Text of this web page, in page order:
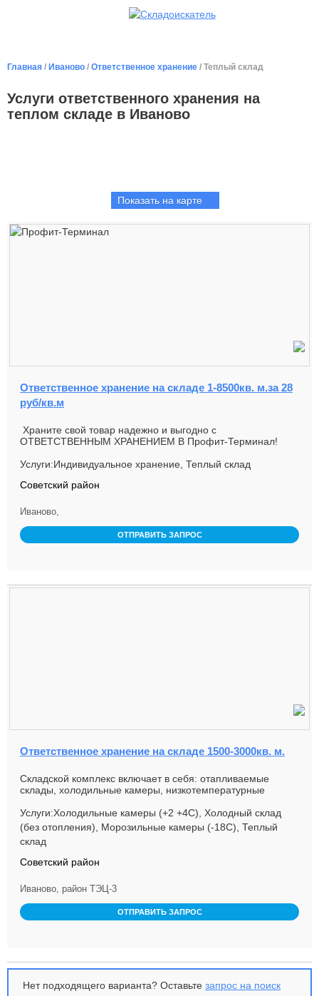
Главная / Иваново / Ответственное хранение / Теплый склад
Услуги ответственного хранения на
теплом складе в Иваново
Показать на карте
Ответственное хранение на складе 1-8500кв. м.за 28
руб/кв.м
Храните свой товар надежно и выгодно с
ОТВЕТСТВЕННЫМ ХРАНЕНИЕМ В Профит-Терминал!
Услуги:Индивидуальное хранение, Теплый склад
Советский район
Иваново,
ОТПРАВИТЬ ЗАПРОС
Ответственное хранение на складе 1500-3000кв. м.
Складской комплекс включает в себя: отапливаемые
склады, холодильные камеры, низкотемпературные
Услуги:Холодильные камеры (+2 +4С), Холодный склад
(без отопления), Морозильные камеры (-18С), Теплый
склад
Советский район
Иваново, район ТЭЦ-3
ОТПРАВИТЬ ЗАПРОС
Нет подходящего варианта? Оставьте запрос на поиск